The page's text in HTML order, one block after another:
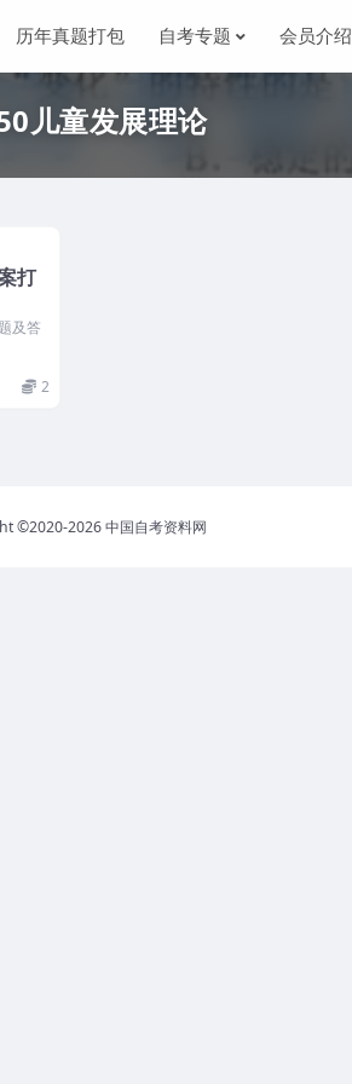
历年真题打包 自考专题 会员介绍
儿童发展理论
打
及答
2
©2020-2026中国自考资料网